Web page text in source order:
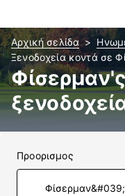
Αρχική σελίδα
Ξενοδοχεία κοντά σε
Προορισμος